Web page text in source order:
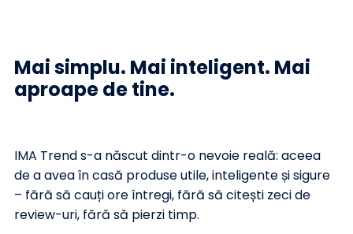
Manual de instructiuni
Blog
Mai simplu. Mai inteligent. Mai
aproape de tine.
IMA Trend s-a născut dintr-o nevoie reală: aceea
de a avea în casă produse utile, inteligente și sigure
– fără să cauți ore întregi, fără să citești zeci de
review-uri, fără să pierzi timp.